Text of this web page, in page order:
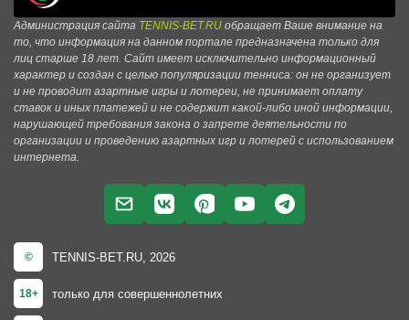
Администрация сайта TENNIS-BET.RU обращает Ваше внимание на
то, что информация на данном портале предназначена только для
лиц старше 18 лет. Сайт имеет исключительно информационный
характер и создан с целью популяризации тенниса: он не организует
и не проводит азартные игры и лотереи, не принимает оплату
ставок и иных платежей и не содержит какой-либо иной информации,
нарушающей требования закона о запрете деятельности по
организации и проведению азартных игр и лотерей с использованием
интернета.
© TENNIS-BET.RU, 2026
18+ только для совершеннолетних